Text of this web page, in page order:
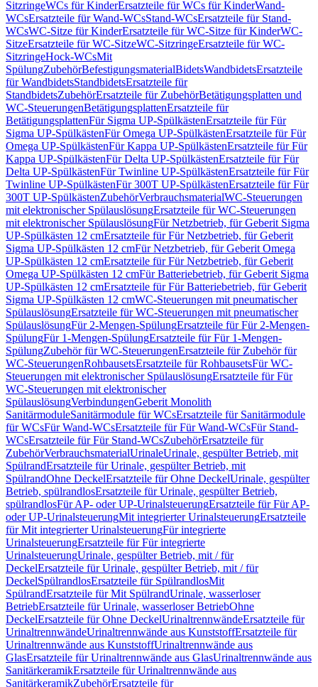
SitzringeWCs für KinderErsatzteile für WCs für KinderWand-
WCsErsatzteile für Wand-WCsStand-WCsErsatzteile für Stand-
WCsWC-Sitze für KinderErsatzteile für WC-Sitze für KinderWC-
SitzeErsatzteile für WC-SitzeWC-SitzringeErsatzteile für WC-
SitzringeHock-WCsMit
SpülungZubehörBefestigungsmaterialBidetsWandbidetsErsatzteile
für WandbidetsStandbidetsErsatzteile für
StandbidetsZubehörErsatzteile für ZubehörBetätigungsplatten und
WC-SteuerungenBetätigungsplattenErsatzteile für
BetätigungsplattenFür Sigma UP-SpülkästenErsatzteile für Für
Sigma UP-SpülkästenFür Omega UP-SpülkästenErsatzteile für Für
Omega UP-SpülkästenFür Kappa UP-SpülkästenErsatzteile für Für
Kappa UP-SpülkästenFür Delta UP-SpülkästenErsatzteile für Für
Delta UP-SpülkästenFür Twinline UP-SpülkästenErsatzteile für Für
Twinline UP-SpülkästenFür 300T UP-SpülkästenErsatzteile für Für
300T UP-SpülkästenZubehörVerbrauchsmaterialWC-Steuerungen
mit elektronischer SpülauslösungErsatzteile für WC-Steuerungen
mit elektronischer SpülauslösungFür Netzbetrieb, für Geberit Sigma
UP-Spülkästen 12 cmErsatzteile für Für Netzbetrieb, für Geberit
Sigma UP-Spülkästen 12 cmFür Netzbetrieb, für Geberit Omega
UP-Spülkästen 12 cmErsatzteile für Für Netzbetrieb, für Geberit
Omega UP-Spülkästen 12 cmFür Batteriebetrieb, für Geberit Sigma
UP-Spülkästen 12 cmErsatzteile für Für Batteriebetrieb, für Geberit
Sigma UP-Spülkästen 12 cmWC-Steuerungen mit pneumatischer
SpülauslösungErsatzteile für WC-Steuerungen mit pneumatischer
SpülauslösungFür 2-Mengen-SpülungErsatzteile für Für 2-Mengen-
SpülungFür 1-Mengen-SpülungErsatzteile für Für 1-Mengen-
SpülungZubehör für WC-SteuerungenErsatzteile für Zubehör für
WC-SteuerungenRohbausetsErsatzteile für RohbausetsFür WC-
Steuerungen mit elektronischer SpülauslösungErsatzteile für Für
WC-Steuerungen mit elektronischer
SpülauslösungVerbindungenGeberit Monolith
SanitärmoduleSanitärmodule für WCsErsatzteile für Sanitärmodule
für WCsFür Wand-WCsErsatzteile für Für Wand-WCsFür Stand-
WCsErsatzteile für Für Stand-WCsZubehörErsatzteile für
ZubehörVerbrauchsmaterialUrinaleUrinale, gespülter Betrieb, mit
SpülrandErsatzteile für Urinale, gespülter Betrieb, mit
SpülrandOhne DeckelErsatzteile für Ohne DeckelUrinale, gespülter
Betrieb, spülrandlosErsatzteile für Urinale, gespülter Betrieb,
spülrandlosFür AP- oder UP-UrinalsteuerungErsatzteile für Für AP-
oder UP-UrinalsteuerungMit integrierter UrinalsteuerungErsatzteile
für Mit integrierter UrinalsteuerungFür integrierte
UrinalsteuerungErsatzteile für Für integrierte
UrinalsteuerungUrinale, gespülter Betrieb, mit / für
DeckelErsatzteile für Urinale, gespülter Betrieb, mit / für
DeckelSpülrandlosErsatzteile für SpülrandlosMit
SpülrandErsatzteile für Mit SpülrandUrinale, wasserloser
BetriebErsatzteile für Urinale, wasserloser BetriebOhne
DeckelErsatzteile für Ohne DeckelUrinaltrennwändeErsatzteile für
UrinaltrennwändeUrinaltrennwände aus KunststoffErsatzteile für
Urinaltrennwände aus KunststoffUrinaltrennwände aus
GlasErsatzteile für Urinaltrennwände aus GlasUrinaltrennwände aus
SanitärkeramikErsatzteile für Urinaltrennwände aus
SanitärkeramikZubehörErsatzteile für